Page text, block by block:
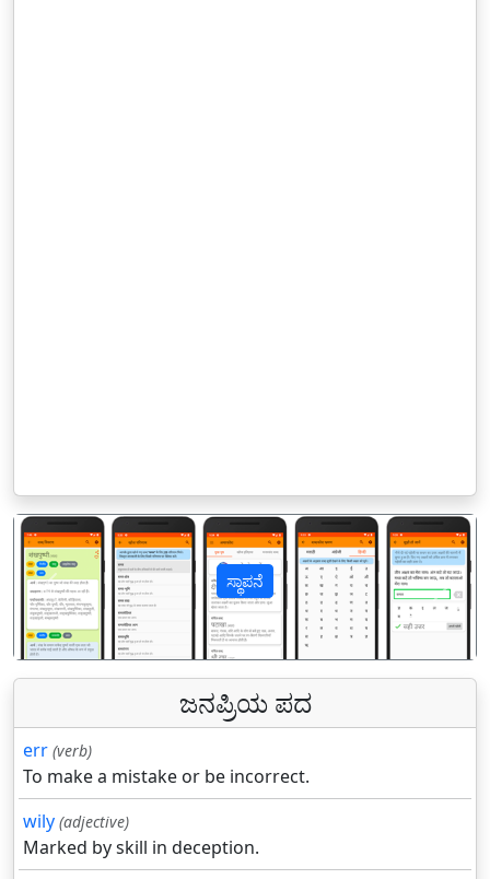
ಸ್ಥಾಪನೆ
पिछला
ಜನಪ್ರಿಯ ಪದ
err (verb)
To make a mistake or be incorrect.
wily (adjective)
Marked by skill in deception.